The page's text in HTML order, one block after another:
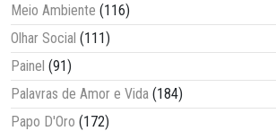
Meio Ambiente (116)
Olhar Social (111)
Painel (91)
Palavras de Amor e Vida (184)
Papo D'Oro (172)